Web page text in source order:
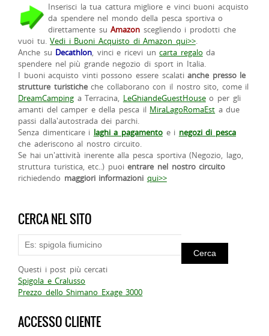
Inserisci la tua cattura migliore e vinci buoni acquisto
da spendere nel mondo della pesca sportiva o
direttamente suAmazon scegliendo i prodotti che
vuoi tu.Vedi i Buoni Acquisto di Amazon qui>>.
Anche su Decathlon, vinci e ricevi uncarta regalo da
spendere nel più grande negozio di sport in Italia.
I buoni acquisto vinti possono essere scalatianche presso le
strutture turisticheche collaborano con il nostro sito, come il
DreamCamping a Terracina, LeGhiandeGuestHouseo per gli
amanti del camper e della pesca il MiraLagoRomaEst a due
passi dalla'autostrada dei parchi.
Senza dimenticare i laghi a pagamento e i negozi di pesca
che aderiscono al nostro circuito.
Se hai un'attività inerente alla pesca sportiva (Negozio, lago,
struttura turistica, etc..) puoientrare nel nostro circuito
richiedendo maggiori informazioni qui>>
CERCA NEL SITO
Questi i post più cercati
Spigola e Cralusso
Prezzo dello Shimano Exage 3000
ACCESSO CLIENTE